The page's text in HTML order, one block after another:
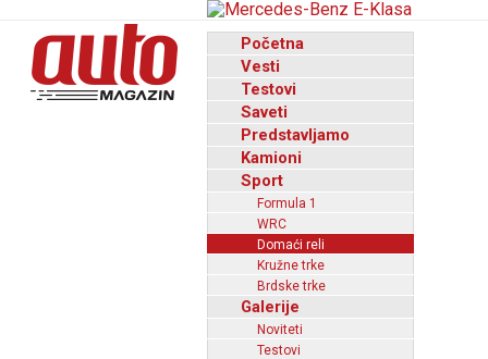
Početna
Vesti
Testovi
Saveti
Predstavljamo
Kamioni
Sport
Formula 1
WRC
Domaći reli
Kružne trke
Brdske trke
Galerije
Noviteti
Testovi